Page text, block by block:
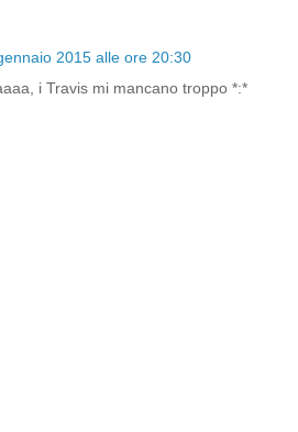
2015 alle ore 20:30
i Travis mi mancano troppo *:*